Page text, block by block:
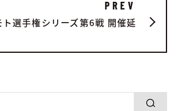
PREV
選⼿権シリーズ第6戦 開催延